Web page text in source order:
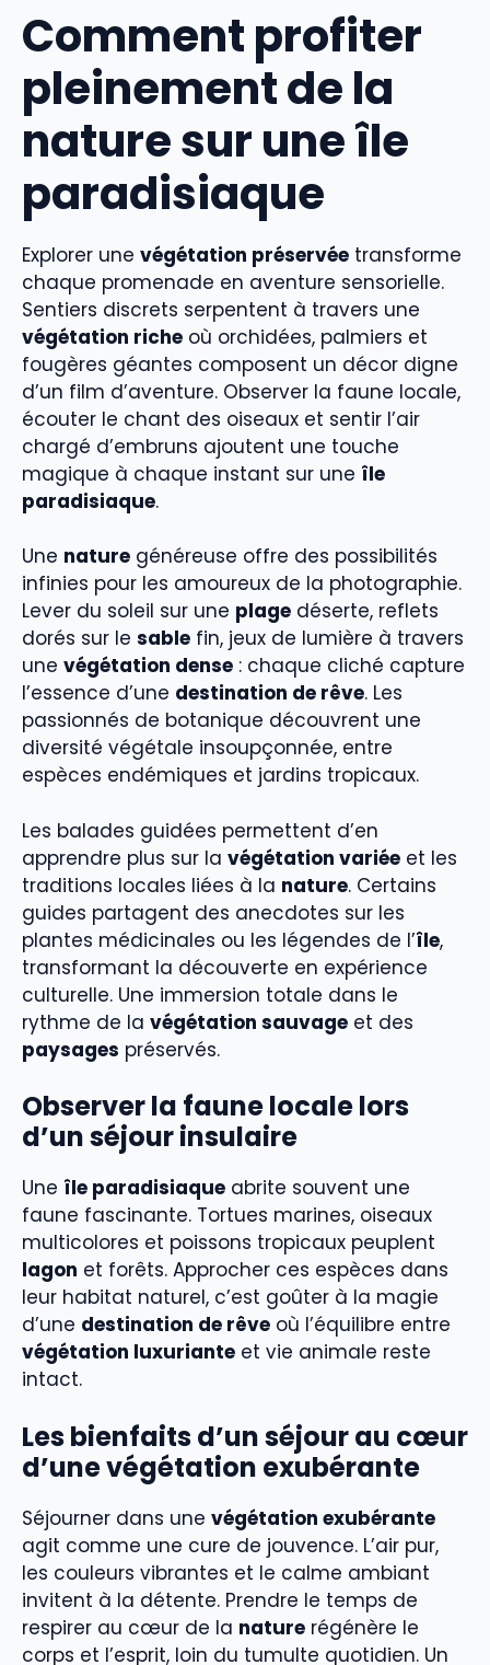
Comment profiter
pleinement de la
nature sur une île
paradisiaque
Explorer une végétation préservée transforme
chaque promenade en aventure sensorielle.
Sentiers discrets serpentent à travers une
végétation riche où orchidées, palmiers et
fougères géantes composent un décor digne
d’un film d’aventure. Observer la faune locale,
écouter le chant des oiseaux et sentir l’air
chargé d’embruns ajoutent une touche
magique à chaque instant sur une île
paradisiaque.
Une nature généreuse offre des possibilités
infinies pour les amoureux de la photographie.
Lever du soleil sur une plage déserte, reflets
dorés sur le sable fin, jeux de lumière à travers
une végétation dense : chaque cliché capture
l’essence d’une destination de rêve. Les
passionnés de botanique découvrent une
diversité végétale insoupçonnée, entre
espèces endémiques et jardins tropicaux.
Les balades guidées permettent d’en
apprendre plus sur la végétation variée et les
traditions locales liées à la nature. Certains
guides partagent des anecdotes sur les
plantes médicinales ou les légendes de l’île,
transformant la découverte en expérience
culturelle. Une immersion totale dans le
rythme de la végétation sauvage et des
paysages préservés.
Observer la faune locale lors
d’un séjour insulaire
Une île paradisiaque abrite souvent une
faune fascinante. Tortues marines, oiseaux
multicolores et poissons tropicaux peuplent
lagon et forêts. Approcher ces espèces dans
leur habitat naturel, c’est goûter à la magie
d’une destination de rêve où l’équilibre entre
végétation luxuriante et vie animale reste
intact.
Les bienfaits d’un séjour au cœur
d’une végétation exubérante
Séjourner dans une végétation exubérante
agit comme une cure de jouvence. L’air pur,
les couleurs vibrantes et le calme ambiant
invitent à la détente. Prendre le temps de
respirer au cœur de la nature régénère le
corps et l’esprit, loin du tumulte quotidien. Un